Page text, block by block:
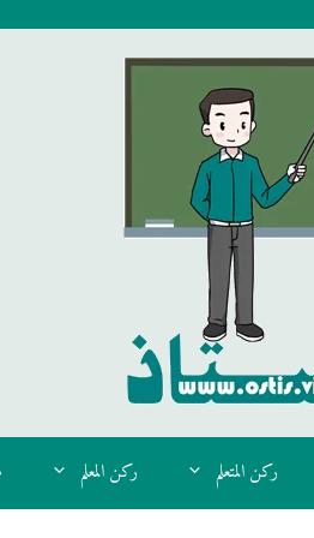
ركن المتعلم ركن المعلم